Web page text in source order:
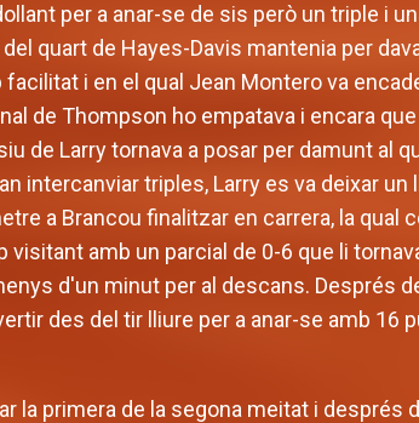
per a anar-se de sis però un triple i
quart de Hayes-Davis mantenia per
i en el qual Jean Montero va
de Thompson ho empatava i encara
de Larry tornava a posar per damunt al
intercanviar triples, Larry es va deixar un
a Brancou finalitzar en carrera, la qual
visitant amb un parcial de 0-6 que li
d'un minut per al descans. Després
des del tir lliure per a anar-se amb 16
la primera de la segona meitat i després